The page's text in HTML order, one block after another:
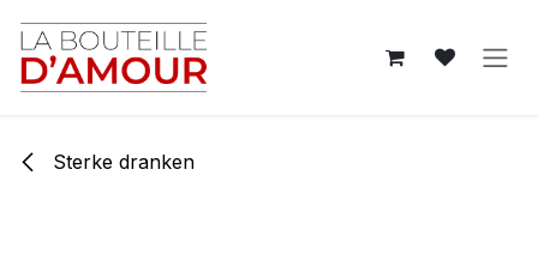
Sterke dranken